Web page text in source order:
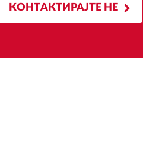
КОНТАКТИРАЈТЕ НЕ